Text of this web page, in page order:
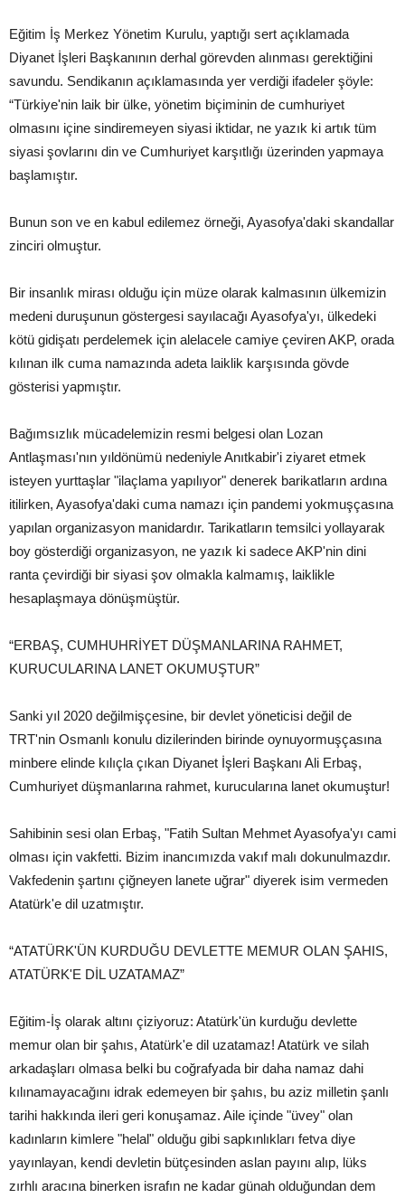
Eğitim İş Merkez Yönetim Kurulu, yaptığı sert açıklamada
Diyanet İşleri Başkanının derhal görevden alınması gerektiğini
savundu. Sendikanın açıklamasında yer verdiği ifadeler şöyle:
“Türkiye'nin laik bir ülke, yönetim biçiminin de cumhuriyet
olmasını içine sindiremeyen siyasi iktidar, ne yazık ki artık tüm
siyasi şovlarını din ve Cumhuriyet karşıtlığı üzerinden yapmaya
başlamıştır.
Bunun son ve en kabul edilemez örneği, Ayasofya'daki skandallar
zinciri olmuştur.
Bir insanlık mirası olduğu için müze olarak kalmasının ülkemizin
medeni duruşunun göstergesi sayılacağı Ayasofya'yı, ülkedeki
kötü gidişatı perdelemek için alelacele camiye çeviren AKP, orada
kılınan ilk cuma namazında adeta laiklik karşısında gövde
gösterisi yapmıştır.
Bağımsızlık mücadelemizin resmi belgesi olan Lozan
Antlaşması'nın yıldönümü nedeniyle Anıtkabir'i ziyaret etmek
isteyen yurttaşlar "ilaçlama yapılıyor" denerek barikatların ardına
itilirken, Ayasofya'daki cuma namazı için pandemi yokmuşçasına
yapılan organizasyon manidardır. Tarikatların temsilci yollayarak
boy gösterdiği organizasyon, ne yazık ki sadece AKP'nin dini
ranta çevirdiği bir siyasi şov olmakla kalmamış, laiklikle
hesaplaşmaya dönüşmüştür.
“ERBAŞ, CUMHUHRİYET DÜŞMANLARINA RAHMET,
KURUCULARINA LANET OKUMUŞTUR”
Sanki yıl 2020 değilmişçesine, bir devlet yöneticisi değil de
TRT'nin Osmanlı konulu dizilerinden birinde oynuyormuşçasına
minbere elinde kılıçla çıkan Diyanet İşleri Başkanı Ali Erbaş,
Cumhuriyet düşmanlarına rahmet, kurucularına lanet okumuştur!
Sahibinin sesi olan Erbaş, "Fatih Sultan Mehmet Ayasofya'yı cami
olması için vakfetti. Bizim inancımızda vakıf malı dokunulmazdır.
Vakfedenin şartını çiğneyen lanete uğrar" diyerek isim vermeden
Atatürk'e dil uzatmıştır.
“ATATÜRK'ÜN KURDUĞU DEVLETTE MEMUR OLAN ŞAHIS,
ATATÜRK'E DİL UZATAMAZ”
Eğitim-İş olarak altını çiziyoruz: Atatürk'ün kurduğu devlette
memur olan bir şahıs, Atatürk'e dil uzatamaz! Atatürk ve silah
arkadaşları olmasa belki bu coğrafyada bir daha namaz dahi
kılınamayacağını idrak edemeyen bir şahıs, bu aziz milletin şanlı
tarihi hakkında ileri geri konuşamaz. Aile içinde "üvey" olan
kadınların kimlere "helal" olduğu gibi sapkınlıkları fetva diye
yayınlayan, kendi devletin bütçesinden aslan payını alıp, lüks
zırhlı aracına binerken israfın ne kadar günah olduğundan dem